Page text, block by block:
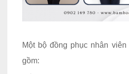
Một bộ đồng phục nhân
gồm: